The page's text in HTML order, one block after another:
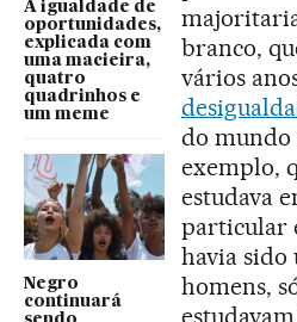
A igualdade de
oportunidades,
explicada com
uma macieira,
quatro
quadrinhos e
um meme
Negro
continuará
branco,
vários
do mundo
exemplo,
estudava
particular
havia sido
homens,